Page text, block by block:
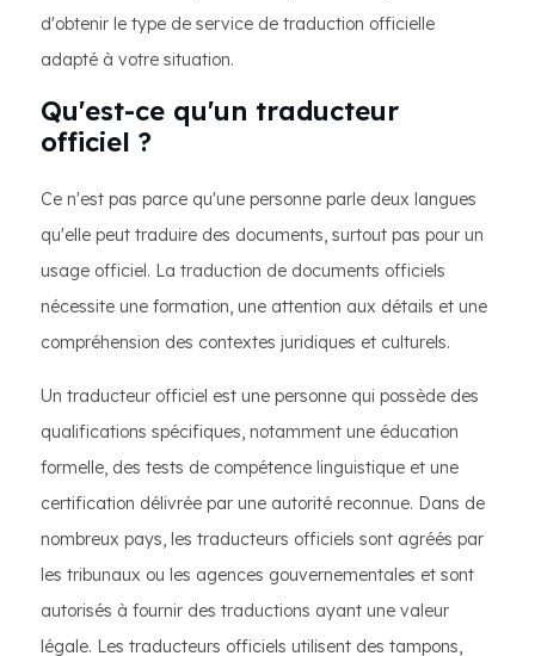
d'obtenir le type de service de traduction officielle
adapté à votre situation.
Qu'est-ce qu'un traducteur
officiel ?
Ce n'est pas parce qu'une personne parle deux langues
qu'elle peut traduire des documents, surtout pas pour un
usage officiel. La traduction de documents officiels
nécessite une formation, une attention aux détails et une
compréhension des contextes juridiques et culturels.
Un traducteur officiel est une personne qui possède des
qualifications spécifiques, notamment une éducation
formelle, des tests de compétence linguistique et une
certification délivrée par une autorité reconnue. Dans de
nombreux pays, les traducteurs officiels sont agréés par
les tribunaux ou les agences gouvernementales et sont
autorisés à fournir des traductions ayant une valeur
légale. Les traducteurs officiels utilisent des tampons,